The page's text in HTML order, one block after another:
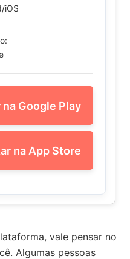
iOS
na Google Play
na App Store
vale pensar no
Algumas pessoas